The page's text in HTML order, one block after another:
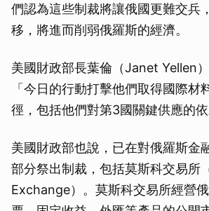
們認為這些制裁將讓俄國更難交兵
移，將進而削弱俄羅斯的經濟。
美國財政部長葉倫（Janet Yellen
「今日的行動打擊他們取得國際材
徑，包括他們對第3國關鍵供應的依
美國財政部也說，已在對俄羅斯金
部分祭出制裁，包括莫斯科交易所
Exchange）。莫斯科交易所經營